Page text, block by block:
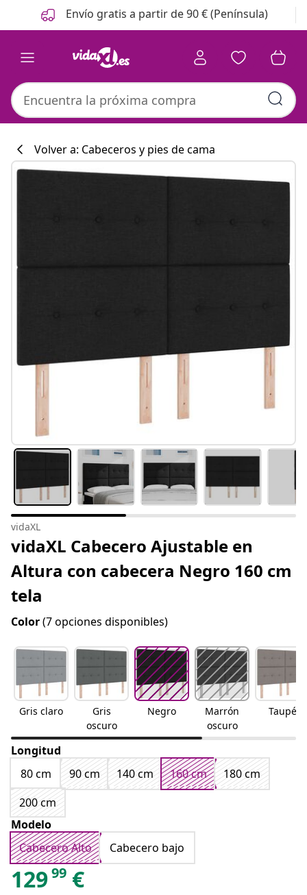
Anterior
Siguiente Envío gratis a partir de 90 € (Península)
Colección de
Volver a: Cabeceros y pies de cama
vidaXL
vidaXL Cabecero Ajustable en
Altura con cabecera Negro 160 cm
tela
Color(7 opciones disponibles)
Gris claro
Gris
oscuro
Negro
Marrón
oscuro
Taupé
Longitud
80 cm
90 cm 140 cm 160 cm
180 cm
200 cm
Modelo
Cabecero Alto
Cabecero bajo
12999 €